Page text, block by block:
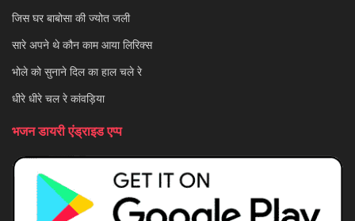
जिस घर बाबोसा की ज्योत जली
सारे अपने थे कौन काम आया लिरिक्स
भोले को सुनाने दिल का हाल चले रे
धीरे धीरे चल रे कांवड़िया
भजन डायरी एंड्राइड एप्प